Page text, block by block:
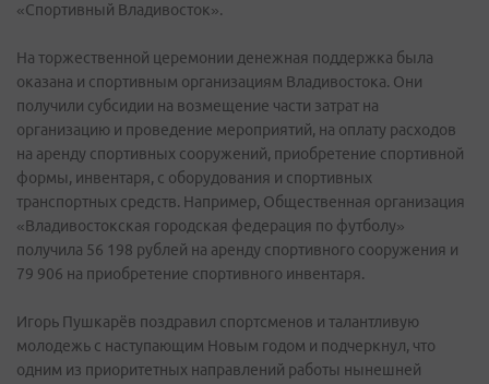
«Спортивный Владивосток».
На торжественной церемонии денежная поддержка была
оказана и спортивным организациям Владивостока. Они
получили субсидии на возмещение части затрат на
организацию и проведение мероприятий, на оплату расходов
на аренду спортивных сооружений, приобретение спортивной
формы, инвентаря, с оборудования и спортивных
транспортных средств. Например, Общественная организация
«Владивостокская городская федерация по футболу»
получила 56 198 рублей на аренду спортивного сооружения и
79 906 на приобретение спортивного инвентаря.
Игорь Пушкарёв поздравил спортсменов и талантливую
молодежь с наступающим Новым годом и подчеркнул, что
одним из приоритетных направлений работы нынешней